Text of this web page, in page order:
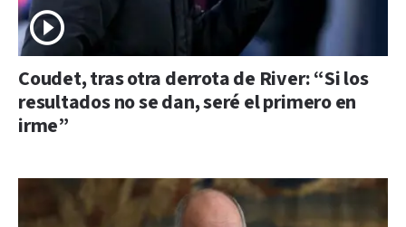
Coudet, tras otra derrota de River: “Si los
resultados no se dan, seré el primero en
irme”